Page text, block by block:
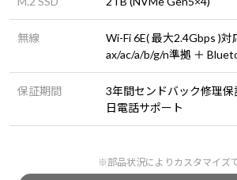
無線
Wi-Fi 6E( 最大2.4Gbps )対
ax/ac/a/b/g/n準拠 ＋
保証期間
3年間センドバック修理
日電話サポート
※部品状況によりカスタマイズ